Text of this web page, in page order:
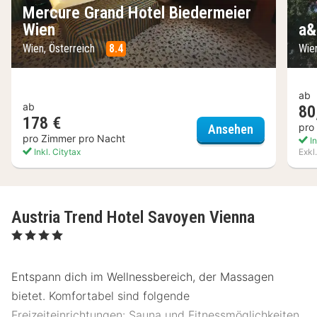
Mercure Grand Hotel Biedermeier
Wien
Wien, Österreich 8.4
ab
178 €
pro Zimmer pro Nacht
Inkl. Citytax
Ansehen Mercure
ab
pro
Austria Trend Hotel Savoyen Vienna
, 4 Sterne
Entspann dich im Wellnessbereich, der Massagen
bietet. Komfortabel sind folgende